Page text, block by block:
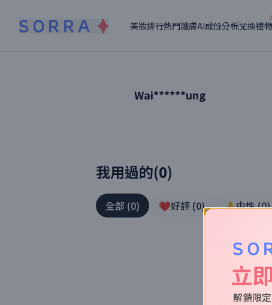
美妝排行熱門護膚AI成份分析兌換禮物
Wai******ung 】美妝真實體驗
Wai******ung
我用過的(0)
全部 (0) ❤️好評 (0) 👌中性(0)
立
解鎖限